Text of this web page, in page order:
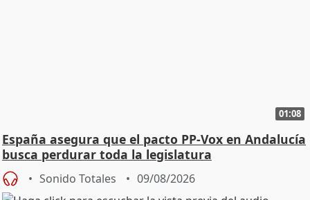
01:08
España asegura que el pacto PP-Vox en Andalucía
busca perdurar toda la legislatura
Sonido Totales 09/08/2026